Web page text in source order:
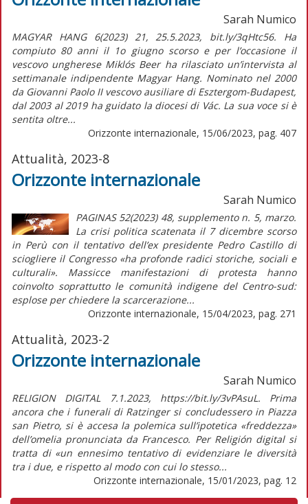
Sarah Numico
MAGYAR HANG 6(2023) 21, 25.5.2023, bit.ly/3qHtc56. Ha
compiuto 80 anni il 1o giugno scorso e per l’occasione il
vescovo ungherese Miklós Beer ha rilasciato un’intervista al
settimanale indipendente Magyar Hang. Nominato nel 2000
da Giovanni Paolo II vescovo ausiliare di Esztergom-Budapest,
dal 2003 al 2019 ha guidato la diocesi di Vác. La sua voce si è
sentita oltre...
Orizzonte internazionale, 15/06/2023, pag. 407
Attualità, 2023-8
Orizzonte internazionale
Sarah Numico
PAGINAS 52(2023) 48, supplemento n. 5, marzo.
La crisi politica scatenata il 7 dicembre scorso
in Perù con il tentativo dell’ex presidente Pedro Castillo di
sciogliere il Congresso «ha profonde radici storiche, sociali e
culturali». Massicce manifestazioni di protesta hanno
coinvolto soprattutto le comunità indigene del Centro-sud:
esplose per chiedere la scarcerazione...
Orizzonte internazionale, 15/04/2023, pag. 271
Attualità, 2023-2
Orizzonte internazionale
Sarah Numico
RELIGION DIGITAL 7.1.2023, https://bit.ly/3vPAsuL. Prima
ancora che i funerali di Ratzinger si concludessero in Piazza
san Pietro, si è accesa la polemica sull’ipotetica «freddezza»
dell’omelia pronunciata da Francesco. Per Religión digital si
tratta di «un ennesimo tentativo di evidenziare le diversità
tra i due, e rispetto al modo con cui lo stesso...
Orizzonte internazionale, 15/01/2023, pag. 12